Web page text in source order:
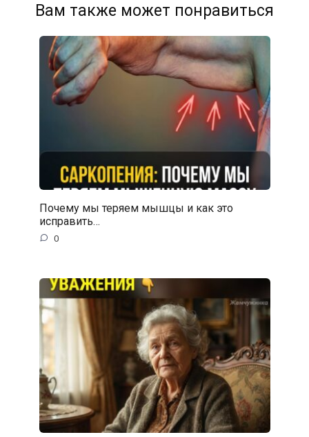
Вам также может понравиться
Почему мы теряем мышцы и как это
исправить…
0